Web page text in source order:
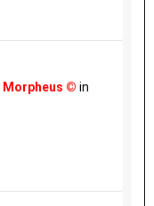
Morpheus © in